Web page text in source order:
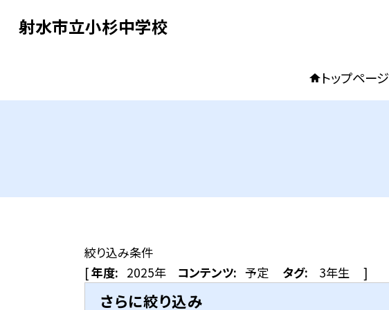
射水市立小杉中学校
トップページ
絞り込み条件
[年度: 2025年 コンテンツ: 予定 タグ: 3年生 ]
さらに絞り込み